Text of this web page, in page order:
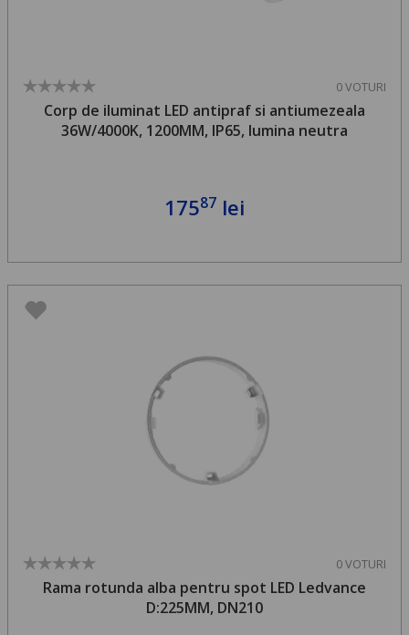
0 VOTURI
Corp de iluminat LED antipraf si antiumezeala
36W/4000K, 1200MM, IP65, lumina neutra
17587 lei
0 VOTURI
Rama rotunda alba pentru spot LED Ledvance
D:225MM, DN210